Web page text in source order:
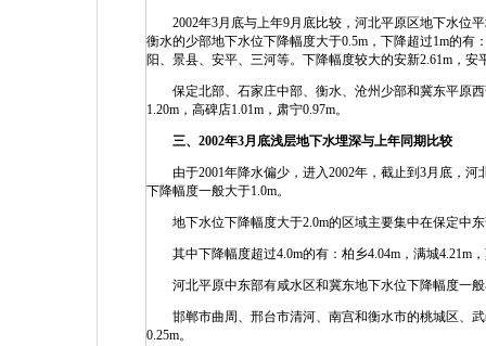
2002年3月底与上年9月底比较，河北平原区地下水位平
衡水的少部地下水位下降幅度大于0.5m，下降超过1m的
阳、景县、安平、三河等。下降幅度较大的安新2.61m，安
保定北部、石家庄中部、衡水、沧州少部和冀东平原西
1.20m，高碑店1.01m，肃宁0.97m。
三、 2002年3月底浅层地下水埋深与上年同期比较
由于2001年降水偏少，进入2002年，截止到3月底，河
下降幅度一般大于1.0m。
地下水位下降幅度大于2.0m的区域主要集中在保定中
其中下降幅度超过4.0m的有：柏乡4.04m，满城4.21m，
河北平原中东部有咸水区和冀东地下水位下降幅度一般
邯郸市曲周、邢台市清河、南宫和衡水市的桃城区、武
0.25m。